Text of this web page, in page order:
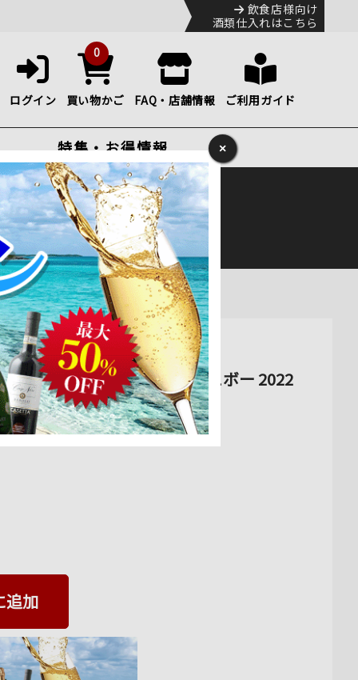
飲食店様向け
酒類仕入れはこちら
ログイン
0
買い物かご FAQ・店舗情報 ご利用ガイド
特集・お得情報
のHPをご確認下さい。
ボディ 750ml 通販
ーズ」と隣接する特別な一級畑 。
ルボード シルヴァン・デュボー 2022
ィ 750ml
追加
×